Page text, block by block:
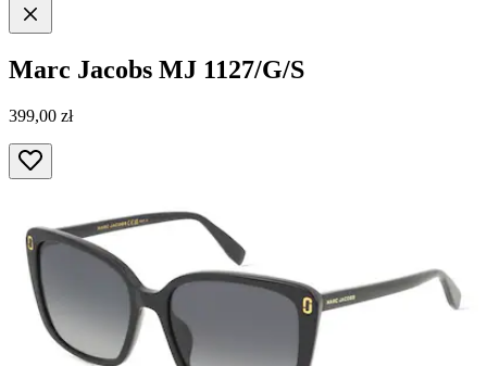
Marc Jacobs MJ 1127/G/S
399,00 zł